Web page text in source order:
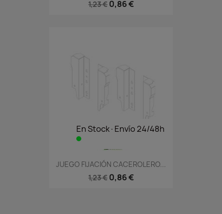
1,23 € 0,86 €
En Stock·Envío 24/48h
JUEGO FIJACIÓN CACEROLERO...
1,23 € 0,86 €